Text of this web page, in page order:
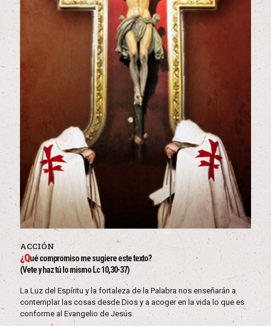
ACCIÓN
¿Qué compromiso me sugiere este texto?
(Vete y haz tú lo mismo Lc 10,30-37)
La Luz del Espíritu y la fortaleza de la Palabra nos enseñarán a
contemplar las cosas desde Dios y a acoger en la vida lo que es
conforme al Evangelio de Jesús.